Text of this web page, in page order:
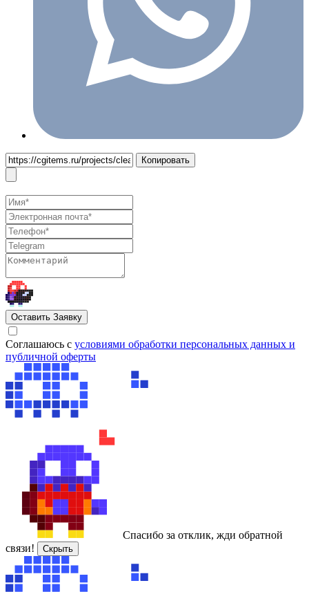
Копировать
Оставить Заявку
Cоглашаюсь с условиями обработки персональных данных и
публичной оферты
Спасибо за отклик, жди обратной
связи!
Скрыть